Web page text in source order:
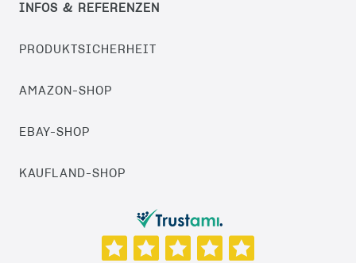
INFOS & REFERENZEN
PRODUKTSICHERHEIT
AMAZON-SHOP
EBAY-SHOP
KAUFLAND-SHOP